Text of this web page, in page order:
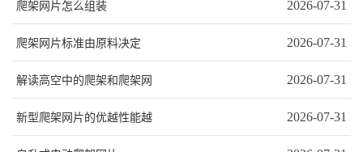
2026-07-31
爬架网片怎么组装
2026-07-31
爬架网片标准由原料决定
2026-07-31
解读高空中的爬架和爬架网
2026-07-31
新型爬架网片的优越性能越